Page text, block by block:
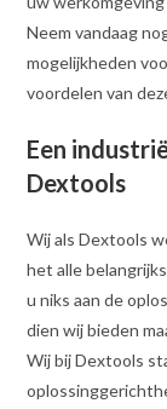
Neem vandaag
mogelijkheden
voordelen van
Een
Dextools
Wij als Dextools
het alle
u niks aan de
dien wij bieden
Wij bij Dextools